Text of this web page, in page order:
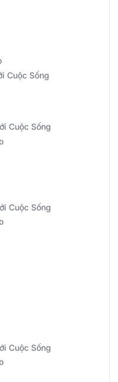
Cuộc Sống
Cuộc Sống
Cuộc Sống
Cuộc Sống